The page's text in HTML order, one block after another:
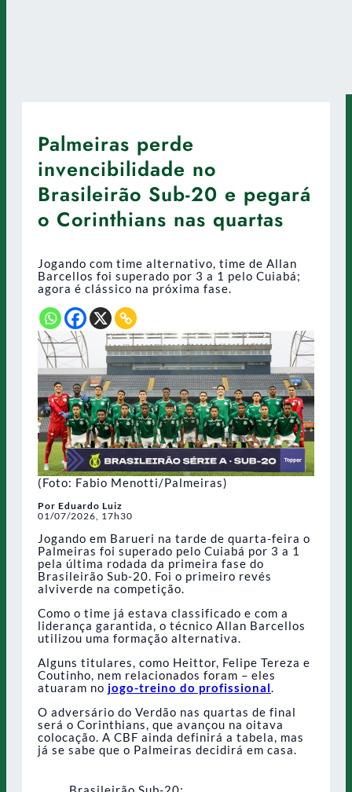
Palmeiras perde
invencibilidade no
Brasileirão Sub-20 e pegará
o Corinthians nas quartas
Jogando com time alternativo, time de Allan
Barcellos foi superado por 3 a 1 pelo Cuiabá;
agora é clássico na próxima fase.
(Foto: Fabio Menotti/Palmeiras)
Por Eduardo Luiz
01/07/2026, 17h30
Jogando em Barueri na tarde de quarta-feira o
Palmeiras foi superado pelo Cuiabá por 3 a 1
pela última rodada da primeira fase do
Brasileirão Sub-20. Foi o primeiro revés
alviverde na competição.
Como o time já estava classificado e com a
liderança garantida, o técnico Allan Barcellos
utilizou uma formação alternativa.
Alguns titulares, como Heittor, Felipe Tereza e
Coutinho, nem relacionados foram – eles
atuaram no jogo-treino do profissional.
O adversário do Verdão nas quartas de final
será o Corinthians, que avançou na oitava
colocação. A CBF ainda definirá a tabela, mas
já se sabe que o Palmeiras decidirá em casa.